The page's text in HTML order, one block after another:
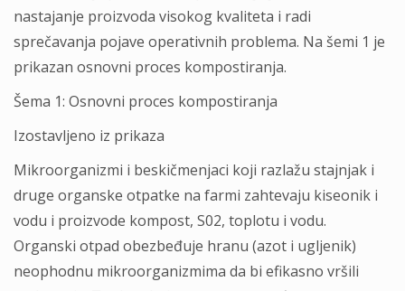
nastajanje proizvoda visokog kvaliteta i radi
sprečavanja pojave operativnih problema. Na šemi 1 je
prikazan osnovni proces kompostiranja.
Šema 1: Osnovni proces kompostiranja
Izostavljeno iz prikaza
Mikroorganizmi i beskičmenjaci koji razlažu stajnjak i
druge organske otpatke na farmi zahtevaju kiseonik i
vodu i proizvode kompost, S02, toplotu i vodu.
Organski otpad obezbeđuje hranu (azot i ugljenik)
neophodnu mikroorganizmima da bi efikasno vršili